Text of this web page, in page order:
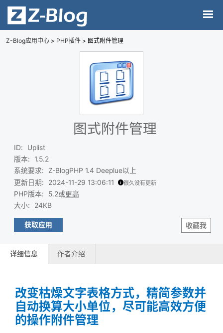
Z-Blog应用中心 > PHP插件 > 图式附件管理
图式附件管理
ID:
Uplist
版本:
1.5.2
系统要求:
Z-BlogPHP 1.4 Deeplue以上
更新日期: 2024-11-29 13:06:11 很久没有更新
PHP版本: 5.2或更高
大小: 24KB
收藏我
获取应用
详细信息 作者介绍
改变枯燥文字表格方式，精简参数并
自动换算大小单位，尽可能高效方便
的操作附件管理